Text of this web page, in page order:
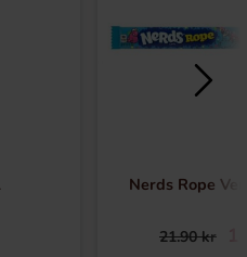
Nerds Rope
21.90 kr